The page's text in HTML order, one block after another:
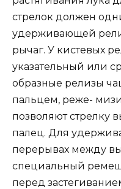
стрелок должен
удерживающей
рычаг. У кистевых
указательный или
образные релизы
пальцем, реже-
позволяют стрелку
палец. Для
перерывах между
специальный
перед